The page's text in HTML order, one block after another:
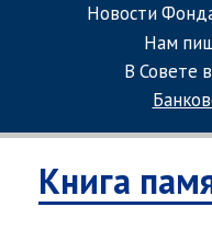
Новости
Нам
В Совете
Книга